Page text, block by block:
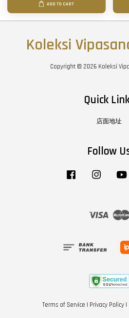
ADD TO CART
Koleksi
Copyright © 2026 Koleksi
Quick
店面地址
Follow
Facebook Instagram
Visa
Terms of Service | Privacy Policy|